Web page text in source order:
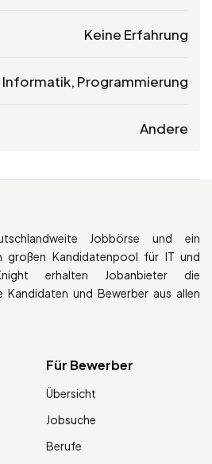
Keine Erfahrung
Informatik, Programmierung
Andere
Jobbörse und ein
großen Kandidatenpool für IT und
erhalten Jobanbieter die
Kandidaten und Bewerber aus allen
Für Bewerber
Übersicht
Jobsuche
Berufe